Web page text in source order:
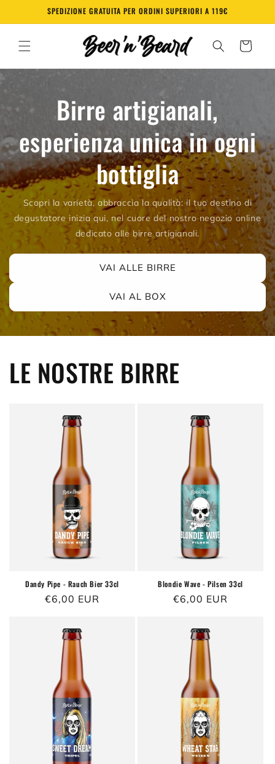
direttamente
ai contenuti
SPEDIZIONE GRATUITA PER ORDINI SUPERIORI A 119€
Carrello
Birre artigianali,
esperienza unica in ogni
bottiglia
Scopri la varietà, abbraccia la qualità: il tuo destino di
degustatore inizia qui, nel cuore del nostro negozio online
dedicato alle birre artigianali.
VAI ALLE BIRRE
VAI AL BOX
LE NOSTRE BIRRE
Dandy Pipe - Rauch Bier 33cl
Prezzo
listino
€6,00 EUR
Blondie Wave - Pilsen 33cl
Prezzo
listino
€6,00 EUR